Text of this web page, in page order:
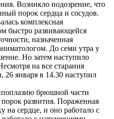
Возникло подозрение, что
порок сердца и сосудов.
комплексная
быстро развивающейся
назначенная
До семи утра у
Но затем наступило
на все старания
января в 14.30 наступил
брюшной части
развития. Пораженная
на сердце, и оно работало с